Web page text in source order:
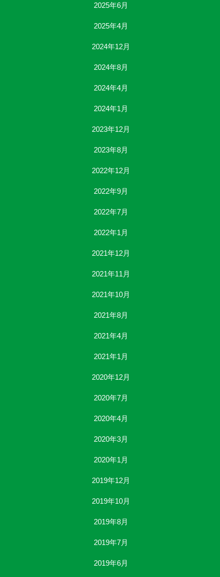
2025年6月
2025年4月
2024年12月
2024年8月
2024年4月
2024年1月
2023年12月
2023年8月
2022年12月
2022年9月
2022年7月
2022年1月
2021年12月
2021年11月
2021年10月
2021年8月
2021年4月
2021年1月
2020年12月
2020年7月
2020年4月
2020年3月
2020年1月
2019年12月
2019年10月
2019年8月
2019年7月
2019年6月